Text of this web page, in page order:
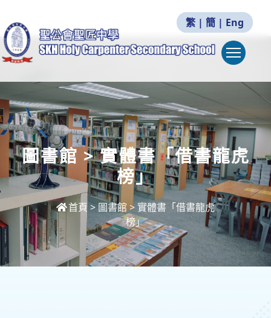
繁 | 簡 | Eng
圖書館 > 實體書「借書龍虎
榜」
首頁>圖書館 > 實體書「借書龍虎
榜」